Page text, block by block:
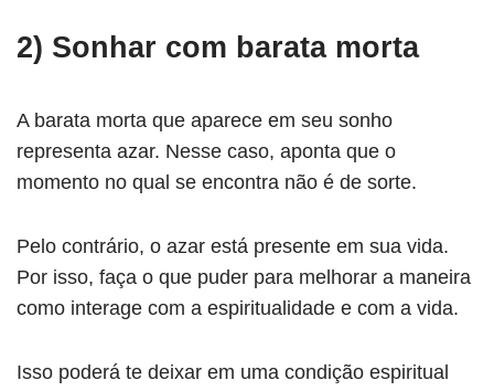
2) Sonhar com barata morta
A barata morta que aparece em seu sonho
representa azar. Nesse caso, aponta que o
momento no qual se encontra não é de sorte.
Pelo contrário, o azar está presente em sua vida.
Por isso, faça o que puder para melhorar a maneira
como interage com a espiritualidade e com a vida.
Isso poderá te deixar em uma condição espiritual